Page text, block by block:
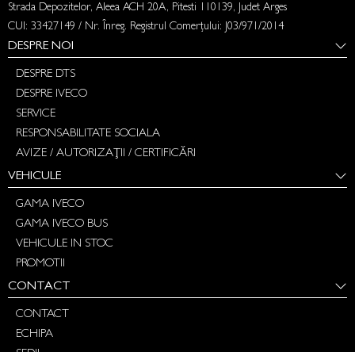
Strada Depozitelor, Aleea ACH 20A, Pitesti 110139, Judet Arges
CUI: 33427149 / Nr. Înreg. Registrul Comerțului: J03/971/2014
DESPRE NOI
DESPRE DTS
DESPRE IVECO
SERVICE
RESPONSABILITATE SOCIALA
AVIZE / AUTORIZAȚII / CERTIFICĂRI
VEHICULE
GAMA IVECO
GAMA IVECO BUS
VEHICULE IN STOC
PROMOTII
CONTACT
CONTACT
ECHIPA